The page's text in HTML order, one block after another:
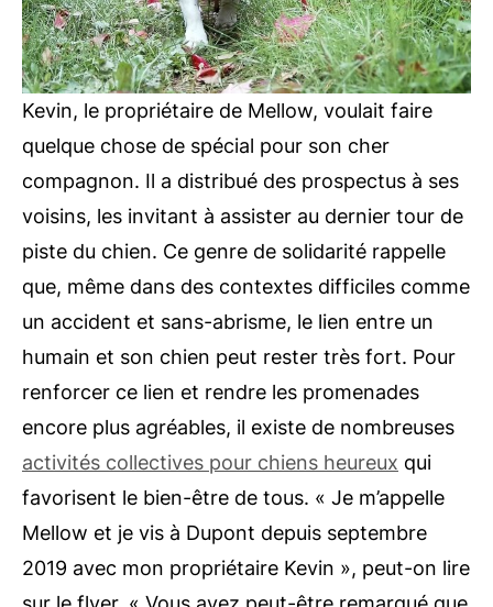
Kevin, le propriétaire de Mellow, voulait faire
quelque chose de spécial pour son cher
compagnon. Il a distribué des prospectus à ses
voisins, les invitant à assister au dernier tour de
piste du chien. Ce genre de solidarité rappelle
que, même dans des contextes difficiles comme
un accident et sans-abrisme, le lien entre un
humain et son chien peut rester très fort. Pour
renforcer ce lien et rendre les promenades
encore plus agréables, il existe de nombreuses
activités collectives pour chiens heureux qui
favorisent le bien-être de tous. « Je m’appelle
Mellow et je vis à Dupont depuis septembre
2019 avec mon propriétaire Kevin », peut-on lire